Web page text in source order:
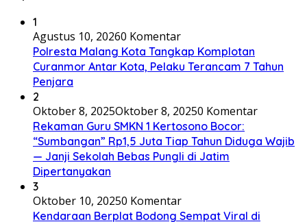
1
Agustus 10, 20260 Komentar
Polresta Malang Kota Tangkap Komplotan
Curanmor Antar Kota, Pelaku Terancam 7 Tahun
Penjara
2
Oktober 8, 2025Oktober 8, 20250 Komentar
Rekaman Guru SMKN 1 Kertosono Bocor:
“Sumbangan” Rp1,5 Juta Tiap Tahun Diduga Wajib
— Janji Sekolah Bebas Pungli di Jatim
Dipertanyakan
3
Oktober 10, 20250 Komentar
Kendaraan Berplat Bodong Sempat Viral di